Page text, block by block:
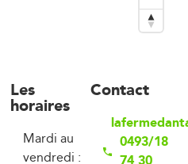
Les
horaires
Mardi au
vendredi :
Contact
0493/18